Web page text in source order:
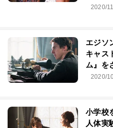
2020/
エジソ
キャス
ム』を
2020/
小学校
人体実